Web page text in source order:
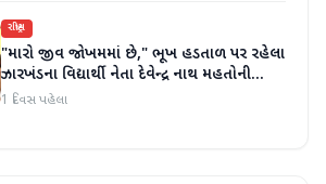
રાષ્ટ્રીય
"મારો જીવ જોખમમાં છે," ભૂખ હડતાળ પર રહેલા
ઝારખંડના વિદ્યાર્થી નેતા દેવેન્દ્ર નાથ મહતોની
તબિયત ખરાબ
1 દિવસ પહેલા